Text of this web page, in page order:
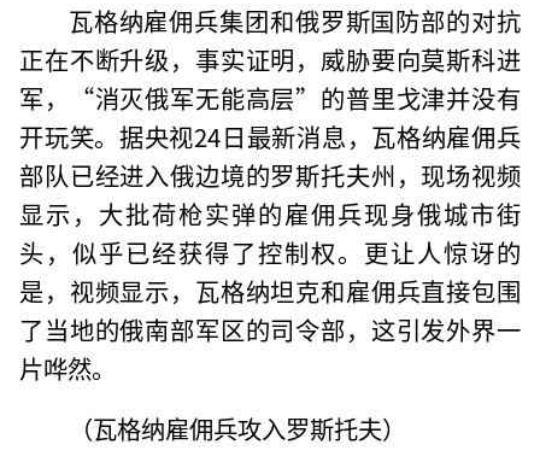
瓦格纳雇佣兵集团和俄罗斯国防部的对抗
正在不断升级，事实证明，威胁要向莫斯科进
军，“消灭俄军无能高层”的普里戈津并没有
开玩笑。据央视24日最新消息，瓦格纳雇佣兵
部队已经进入俄边境的罗斯托夫州，现场视频
显示，大批荷枪实弹的雇佣兵现身俄城市街
头，似乎已经获得了控制权。更让人惊讶的
是，视频显示，瓦格纳坦克和雇佣兵直接包围
了当地的俄南部军区的司令部，这引发外界一
片哗然。
（瓦格纳雇佣兵攻入罗斯托夫）